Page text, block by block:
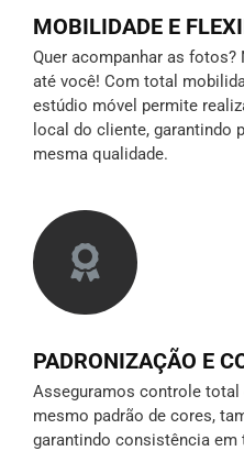
MOBILIDADE E
Quer acompanhar as
até você! Com total
estúdio móvel permite
local do cliente, garantindo
mesma qualidade.
PADRONIZAÇÃO E
Asseguramos controle
mesmo padrão de cores,
garantindo consistência em